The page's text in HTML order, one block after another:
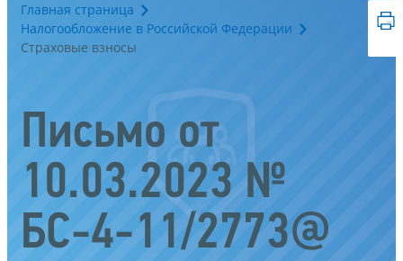
Главная страница
Налогообложение в Российской Федерации
Страховые взносы
Письмо от
10.03.2023 №
БС-4-11/2773@